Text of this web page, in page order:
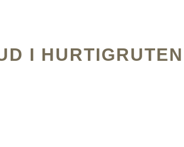
I HURTIGRUTEN